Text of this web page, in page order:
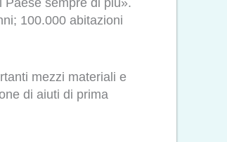
100.000 abitazioni
mezzi materiali e
di aiuti di prima